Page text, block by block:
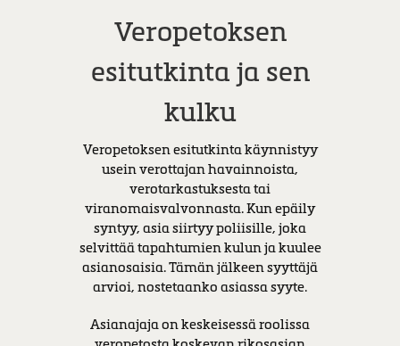
Veropetoksen
esitutkinta ja sen
kulku
Veropetoksen esitutkinta käynnistyy
usein verottajan havainnoista,
verotarkastuksesta tai
viranomaisvalvonnasta. Kun epäily
syntyy, asia siirtyy poliisille, joka
selvittää tapahtumien kulun ja kuulee
asianosaisia. Tämän jälkeen syyttäjä
arvioi, nostetaanko asiassa syyte.
Asianajaja on keskeisessä roolissa